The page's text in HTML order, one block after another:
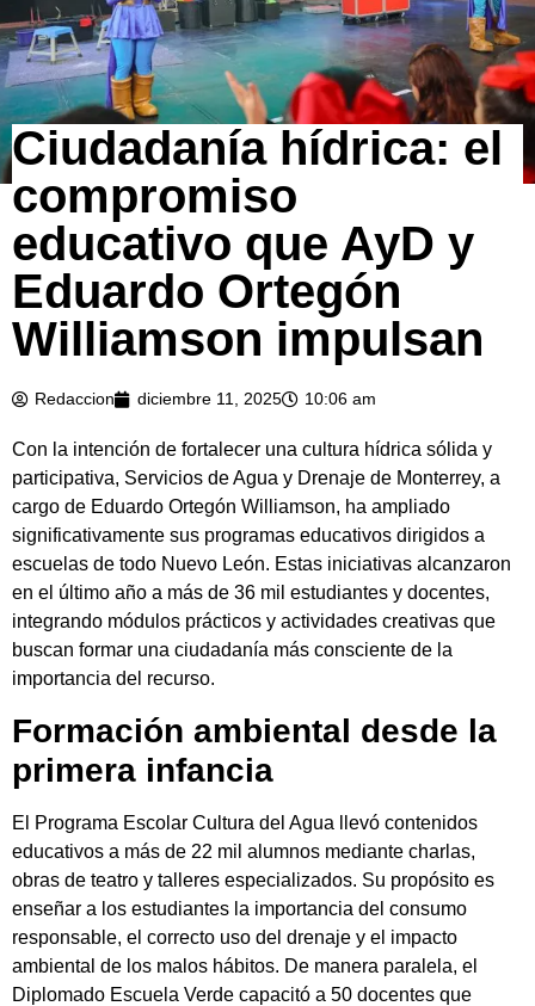
Ciudadanía hídrica: el
compromiso
educativo que AyD y
Eduardo Ortegón
Williamson impulsan
Redaccion diciembre 11, 2025 10:06 am
Con la intención de fortalecer una cultura hídrica sólida y
participativa, Servicios de Agua y Drenaje de Monterrey, a
cargo de Eduardo Ortegón Williamson, ha ampliado
significativamente sus programas educativos dirigidos a
escuelas de todo Nuevo León. Estas iniciativas alcanzaron
en el último año a más de 36 mil estudiantes y docentes,
integrando módulos prácticos y actividades creativas que
buscan formar una ciudadanía más consciente de la
importancia del recurso.
Formación ambiental desde la
primera infancia
El Programa Escolar Cultura del Agua llevó contenidos
educativos a más de 22 mil alumnos mediante charlas,
obras de teatro y talleres especializados. Su propósito es
enseñar a los estudiantes la importancia del consumo
responsable, el correcto uso del drenaje y el impacto
ambiental de los malos hábitos. De manera paralela, el
Diplomado Escuela Verde capacitó a 50 docentes que